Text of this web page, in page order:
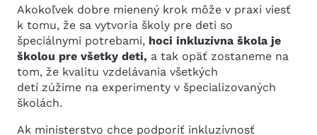
Akokoľvek dobre mienený krok môže v praxi viesť
k tomu, že sa vytvoria školy pre deti so
špeciálnymi potrebami, hoci inkluzívna škola je
školou pre všetky deti, a tak opäť zostaneme na
tom, že kvalitu vzdelávania všetkých
detí zúžime na experimenty v špecializovaných
školách.
Ak ministerstvo chce podporiť inkluzívnosť